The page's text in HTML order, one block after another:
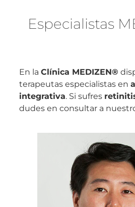
Especialistas
En la Clínica MEDIZEN®
terapeutas especialistas en
integrativa. Si sufres
dudes en consultar a